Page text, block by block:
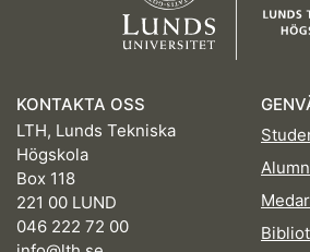
KONTAKTA OSS
LTH, Lunds Tekniska
Högskola
Box 118
221 00 LUND
046 222 72 00
Alumn